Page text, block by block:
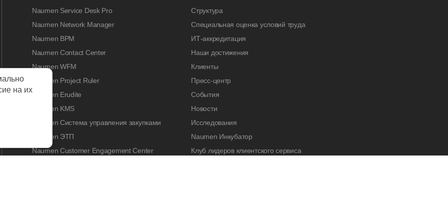
Naumen Service Desk Pro
Naumen Network Manager
Naumen BPM
Naumen Contact Center
Naumen WFM
Naumen Project Ruler
Naumen Erudite
Naumen KMS
Naumen Система управления закупками
Naumen ЭТП
Naumen Customer Engagement Center
Структура
Специальная оценка условий труда
ИТ-аккредитация
Наши достижения
Клиенты
Пресс-центр
События
Новости
Исследования
Naumen Инкубатор
Клуб лидеров клиентского сервиса
на их